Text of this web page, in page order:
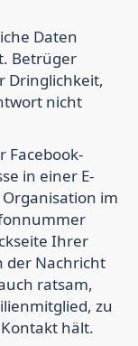
Daten
Betrüger
Dringlichkeit,
nicht
Facebook-
in einer E-
im
Ihrer
der Nachricht
ratsam,
zu
hält.